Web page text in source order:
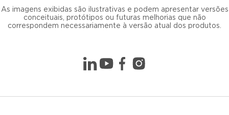
As imagens exibidas são ilustrativas e podem apresentar versões
conceituais, protótipos ou futuras melhorias que não
correspondem necessariamente à versão atual dos produtos.